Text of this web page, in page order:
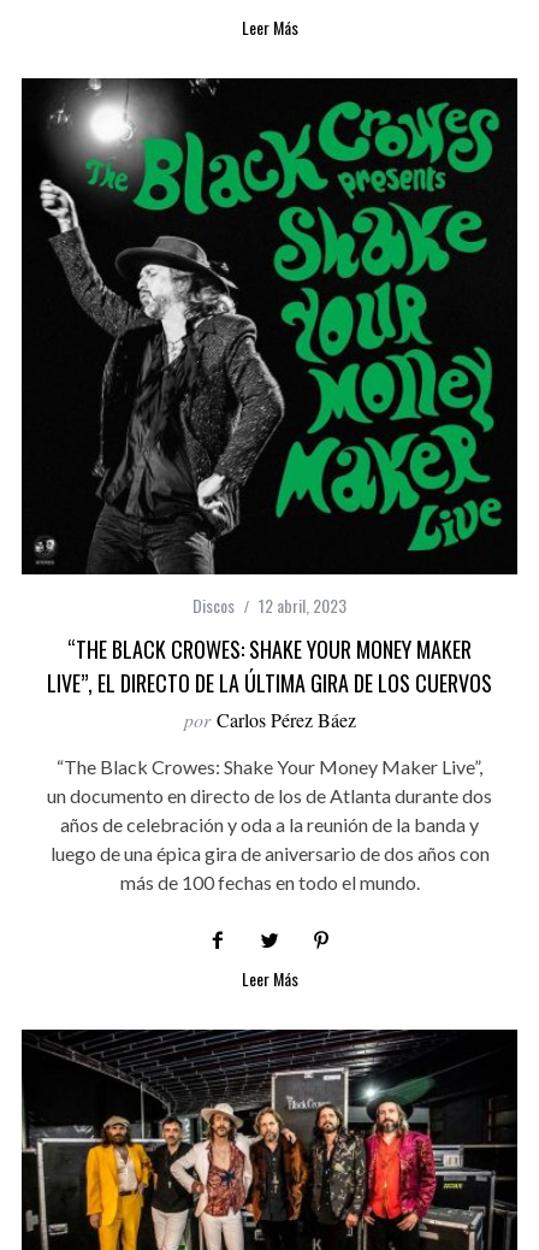
Leer Más
Discos 12 abril, 2023
“THE BLACK CROWES: SHAKE YOUR MONEY MAKER
LIVE”, EL DIRECTO DE LA ÚLTIMA GIRA DE LOS CUERVOS
por Carlos Pérez Báez
“The Black Crowes: Shake Your Money Maker Live”,
un documento en directo de los de Atlanta durante dos
años de celebración y oda a la reunión de la banda y
luego de una épica gira de aniversario de dos años con
más de 100 fechas en todo el mundo.
Leer Más